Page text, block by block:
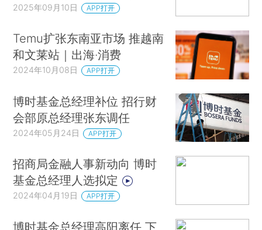
2025年09月10日 APP打开
Temu扩张东南亚市场 推越南
和文莱站｜出海·消费
2024年10月08日 APP打开
博时基金总经理补位 招行财
会部原总经理张东调任
2024年05月24日 APP打开
招商局金融人事新动向 博时
基金总经理人选拟定
2024年04月19日 APP打开
博时基金总经理高阳离任 下